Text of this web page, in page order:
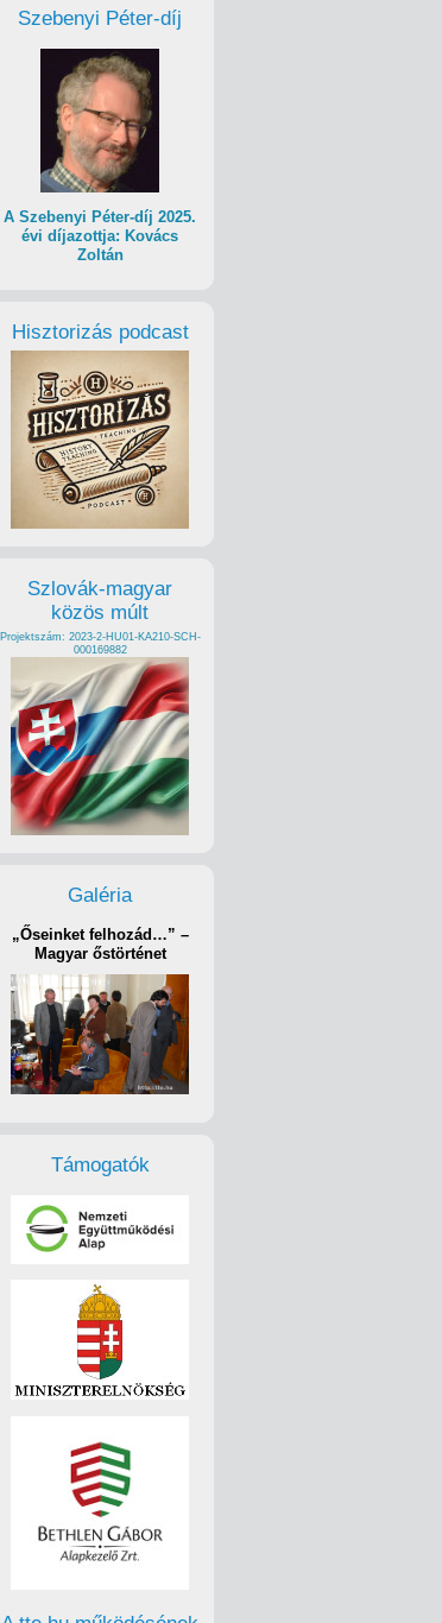
Szebenyi Péter-díj
A Szebenyi Péter-díj 2025.
évi díjazottja: Kovács
Zoltán
Hisztorizás podcast
Szlovák-magyar
közös múlt
Projektszám: 2023-2-HU01-KA210-SCH-
000169882
Galéria
„Őseinket felhozád…” –
Magyar őstörténet
Támogatók